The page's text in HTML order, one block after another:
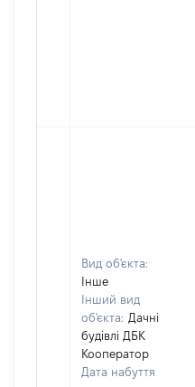
Вид об'єкта:
Інше
Інший вид
об'єкта: Дачні
будівлі ДБК
Кооператор
Дата набуття